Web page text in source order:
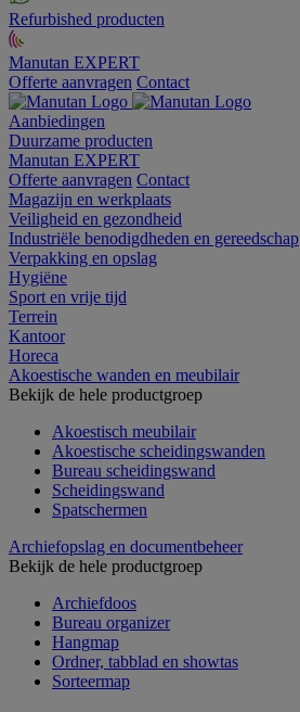
Refurbished producten
Manutan EXPERT
Offerte aanvragen Contact
Aanbiedingen
Duurzame producten
Manutan EXPERT
Offerte aanvragen Contact
Magazijn en werkplaats
Veiligheid en gezondheid
Industriële benodigdheden en gereedschap
Verpakking en opslag
Hygiëne
Sport en vrije tijd
Terrein
Kantoor
Horeca
Akoestische wanden en meubilair
Bekijk de hele productgroep
Akoestisch meubilair
Akoestische scheidingswanden
Bureau scheidingswand
Scheidingswand
Spatschermen
Archiefopslag en documentbeheer
Bekijk de hele productgroep
Archiefdoos
Bureau organizer
Hangmap
Ordner, tabblad en showtas
Sorteermap